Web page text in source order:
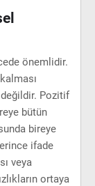
önemlidir.
Pozitif
bütün
bireye
ifade
veya
ortaya